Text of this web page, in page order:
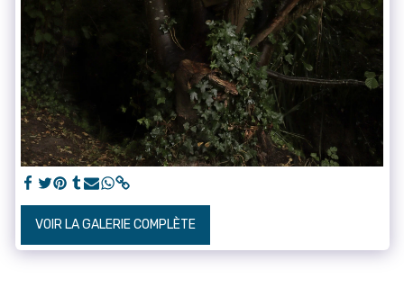
VOIR LA GALERIE COMPLÈTE